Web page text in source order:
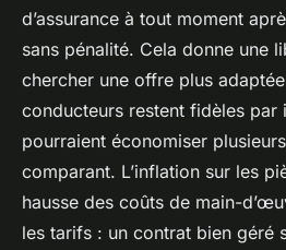
d’assurance à tout moment
sans pénalité. Cela donne une
chercher une offre plus
conducteurs restent fidèles par
pourraient économiser
comparant. L’inflation sur les
hausse des coûts de main-
les tarifs : un contrat bien géré